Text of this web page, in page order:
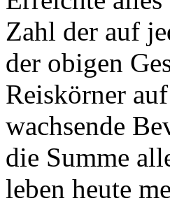
Zahl der auf
der obigen
Reiskörner
wachsende
die Summe
leben heute